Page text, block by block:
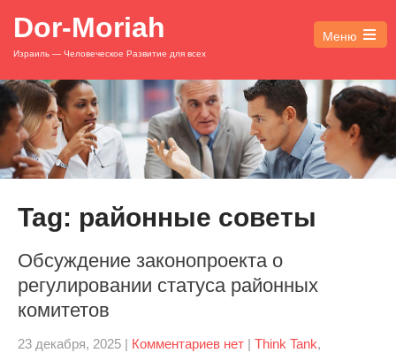
Dor-Moriah
Израиль — Человеческое Развитие для всех
Меню
Open
main
menu
Tag: районные советы
Обсуждение законопроекта о
регулировании статуса районных
комитетов
23 декабря, 2025 | Комментариев нет | Think Tank,